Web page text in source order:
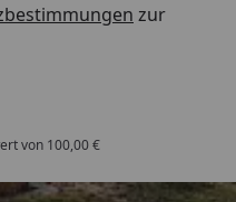
zur
von 100,00 €